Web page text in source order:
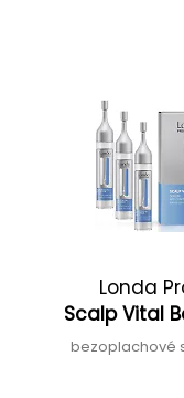
Londa
Scalp Vital
bezoplachové